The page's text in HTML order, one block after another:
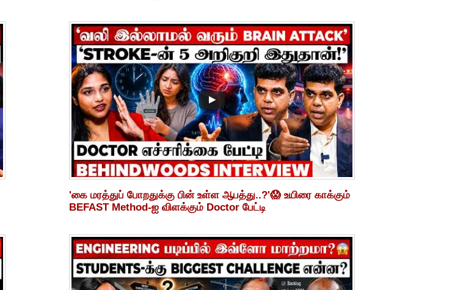
'கை மரத்துப் போறதுக்கு பின் உள்ள ஆபத்து..?'😱 உயிரை காக்கும்
BEFAST Method-ஐ விளக்கும் Doctor பேட்டி